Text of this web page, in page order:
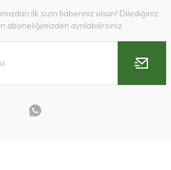
ilk sizin haberiniz olsun! Dilediğiniz
aboneliğimizden ayrılabilirsiniz.